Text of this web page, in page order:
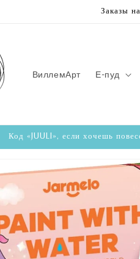
Заказы
ВиллемАрт Е-пуд
Код «JUULI», если хочешь